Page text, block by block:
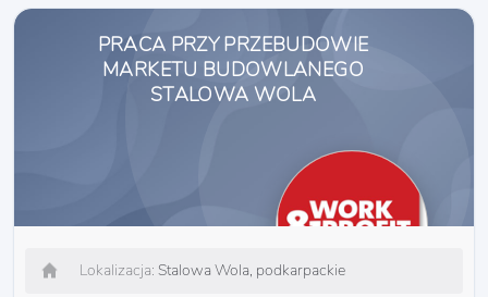
PRACA PRZY PRZEBUDOWIE
MARKETU BUDOWLANEGO
STALOWA WOLA
Lokalizacja: Stalowa Wola, podkarpackie